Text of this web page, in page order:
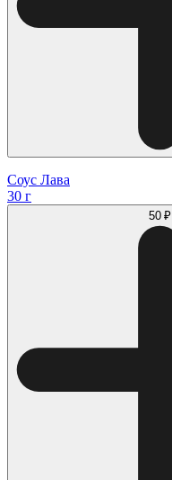
Соус Лава
30 г
50 ₽